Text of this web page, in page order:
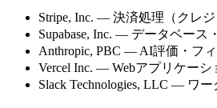
Stripe, Inc. — 決済処理（クレ
Supabase, Inc. — データベース
Anthropic, PBC — AI評価・フ
Vercel Inc. — Webアプリケー
Slack Technologies, LLC — ワ